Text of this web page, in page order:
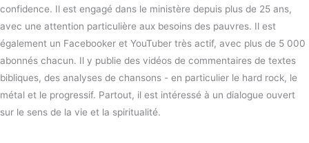
confidence. Il est engagé dans le ministère depuis plus de 25 ans,
avec une attention particulière aux besoins des pauvres. Il est
également un Facebooker et YouTuber très actif, avec plus de 5 000
abonnés chacun. Il y publie des vidéos de commentaires de textes
bibliques, des analyses de chansons - en particulier le hard rock, le
métal et le progressif. Partout, il est intéressé à un dialogue ouvert
sur le sens de la vie et la spiritualité.